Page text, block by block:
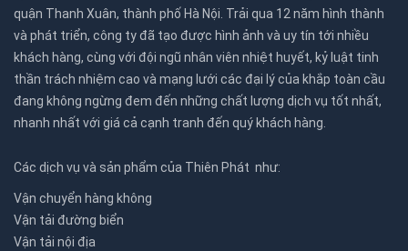
quận Thanh Xuân, thành phố Hà Nội. Trải qua 12 năm hình thành
và phát triển, công ty đã tạo được hình ảnh và uy tín tới nhiều
khách hàng, cùng với đội ngũ nhân viên nhiệt huyết, kỷ luật tinh
thần trách nhiệm cao và mạng lưới các đại lý của khắp toàn cầu
đang không ngừng đem đến những chất lượng dịch vụ tốt nhất,
nhanh nhất với giá cả cạnh tranh đến quý khách hàng.
Các dịch vụ và sản phẩm của Thiên Phát như:
Vận chuyển hàng không
Vận tải đường biển
Vận tải nội địa